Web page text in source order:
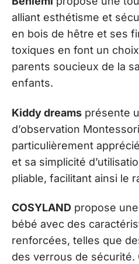
alliant esthétisme et
en bois de hêtre et ses
toxiques en font un
parents soucieux de la
enfants.
Kiddy dreams présente
d’observation
particulièrement
et sa simplicité
pliable, facilitant ainsi le
COSYLAND propose
bébé avec des
renforcées, telles que
des verrous de sécurité.